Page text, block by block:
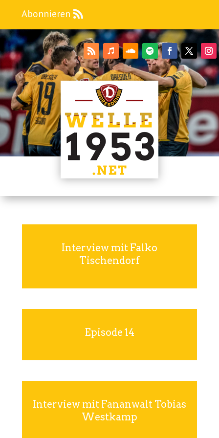
Abonnieren
Interview mit Falko
Tischendorf
Episode 14
Interview mit Fananwalt Tobias
Westkamp